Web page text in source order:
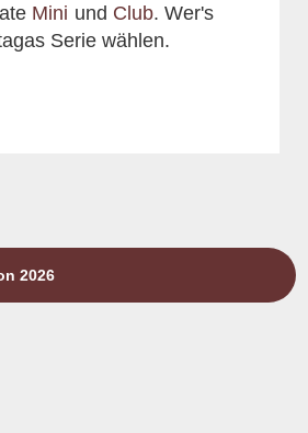
Mini und Club. Wer's
Serie wählen.
2026